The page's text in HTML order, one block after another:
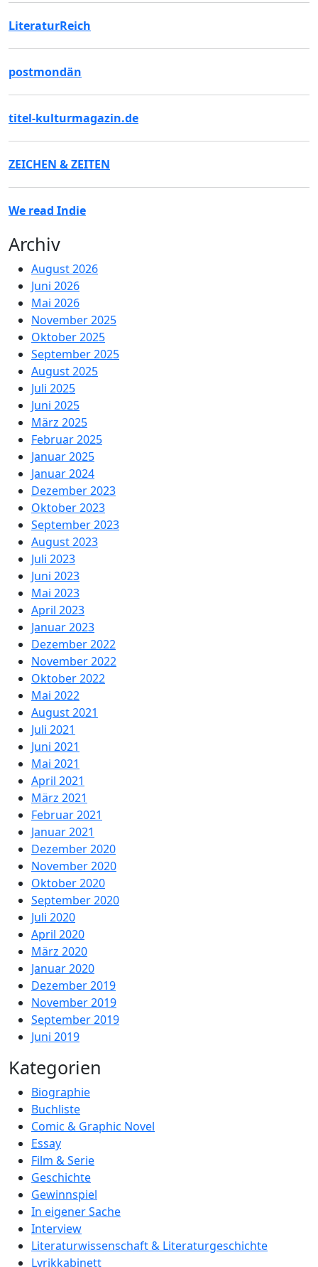
LiteraturReich
postmondän
titel-kulturmagazin.de
ZEICHEN & ZEITEN
We read Indie
Archiv
August 2026
Juni 2026
Mai 2026
November 2025
Oktober 2025
September 2025
August 2025
Juli 2025
Juni 2025
März 2025
Februar 2025
Januar 2025
Januar 2024
Dezember 2023
Oktober 2023
September 2023
August 2023
Juli 2023
Juni 2023
Mai 2023
April 2023
Januar 2023
Dezember 2022
November 2022
Oktober 2022
Mai 2022
August 2021
Juli 2021
Juni 2021
Mai 2021
April 2021
März 2021
Februar 2021
Januar 2021
Dezember 2020
November 2020
Oktober 2020
September 2020
Juli 2020
April 2020
März 2020
Januar 2020
Dezember 2019
November 2019
September 2019
Juni 2019
Kategorien
Biographie
Buchliste
Comic & Graphic Novel
Essay
Film & Serie
Geschichte
Gewinnspiel
In eigener Sache
Interview
Literaturwissenschaft & Literaturgeschichte
Lyrikkabinett